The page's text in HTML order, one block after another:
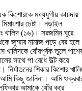
কিশোরকে মধ্যযুগীয় কায়দায়
চেষ্টা। নড়াইল
খালিদ (১৬)। সরজমিন ঘুরে
জুম্মার নামাজ পড়ে বের হলে
যোঁরপূর্বক তুলে
সাথে পা বেধে উল্ট করে
নির্যাতনের শিকার কিশোর
কিছু জানিনা। আমি
আমাকে যোঁর করে